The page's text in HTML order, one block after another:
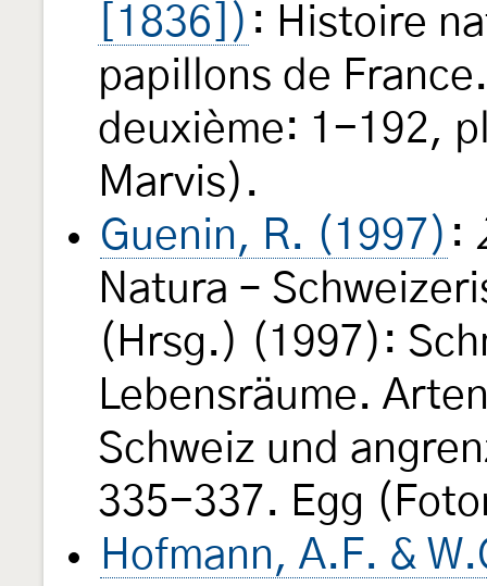
[1836]) : Histoire
papillons de
deuxième: 1-192,
Marvis).
Guenin, R. (1997) :
Natura –
(Hrsg.) (1997):
Lebensräume.
Schweiz und
335-337. Egg
Hofmann, A.F. &